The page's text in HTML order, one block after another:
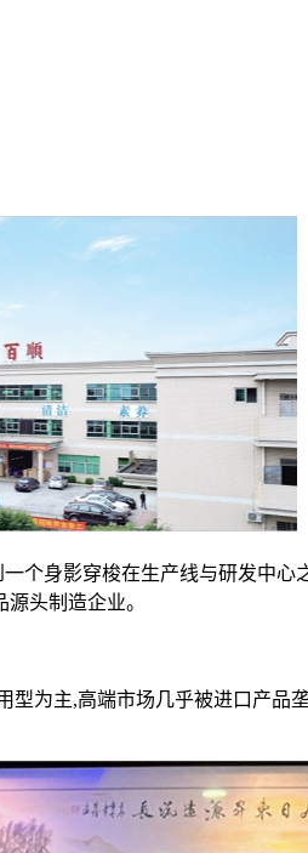
个身影穿梭在生产线与研发中
头制造企业。
为主,高端市场几乎被进口产品